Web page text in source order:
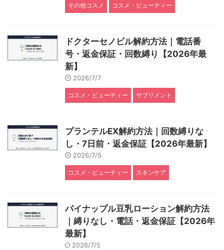
その他コスメ コスメ・ビューティー
ドクターセノビル解約方法｜電話番
号・返金保証・回数縛り【2026年最
新】
2026/7/7
コスメ・ビューティー サプリメント
プランテルEX解約方法｜回数縛りな
し・7日前・返金保証【2026年最新】
2026/7/5
コスメ・ビューティー スキンケア
パイナップル豆乳ローション解約方法
｜縛りなし・電話・返金保証【2026年
最新】
2026/7/5